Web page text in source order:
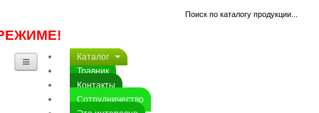
Каталог
Травник
Контакты
Сотрудничество